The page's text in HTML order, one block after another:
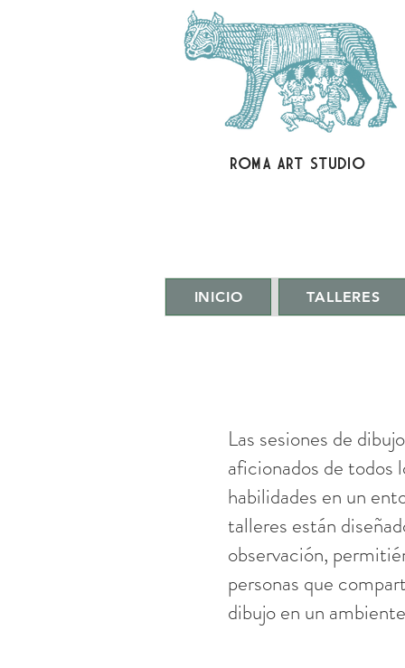
ROMA ART STUDIO
INICIO TALLERES
Las sesiones de
aficionados de todos
habilidades en un
talleres están
observación,
personas que
dibujo en un